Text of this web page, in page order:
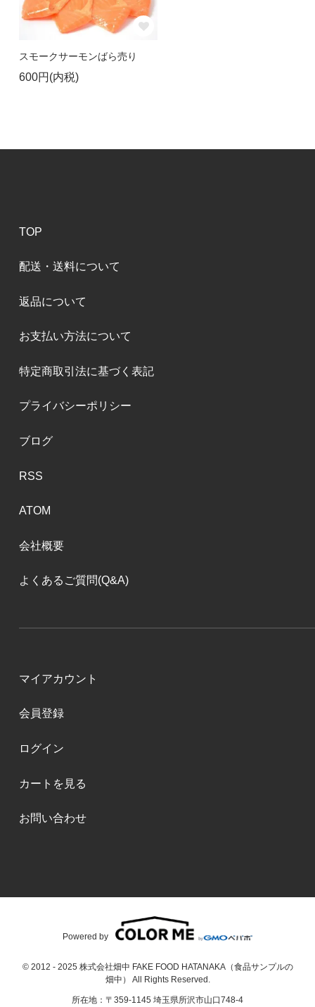
スモークサーモンばら売り
600円(内税)
TOP
配送・送料について
返品について
お支払い方法について
特定商取引法に基づく表記
プライバシーポリシー
ブログ
RSS
ATOM
会社概要
よくあるご質問(Q&A)
マイアカウント
会員登録
ログイン
カートを見る
お問い合わせ
© 2012 - 2025 株式会社畑中 FAKE FOOD HATANAKA（食品サンプルの
畑中） All Rights Reserved.
所在地：〒359-1145 埼玉県所沢市山口748-4
Powered by